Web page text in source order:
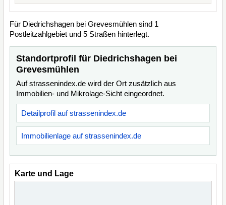
Für Diedrichshagen bei Grevesmühlen sind 1
Postleitzahlgebiet und 5 Straßen hinterlegt.
Standortprofil für Diedrichshagen bei
Grevesmühlen
Auf strassenindex.de wird der Ort zusätzlich aus
Immobilien- und Mikrolage-Sicht eingeordnet.
Detailprofil auf strassenindex.de
Immobilienlage auf strassenindex.de
Karte und Lage